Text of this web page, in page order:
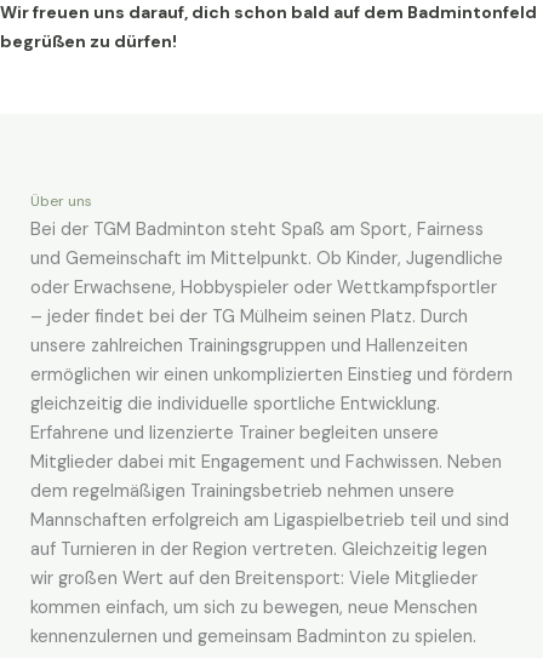
Wir freuen uns darauf, dich schon bald auf dem Badmintonfeld
begrüßen zu dürfen!
Über uns
Bei der TGM Badminton steht Spaß am Sport, Fairness
und Gemeinschaft im Mittelpunkt. Ob Kinder, Jugendliche
oder Erwachsene, Hobbyspieler oder Wettkampfsportler
– jeder findet bei der TG Mülheim seinen Platz. Durch
unsere zahlreichen Trainingsgruppen und Hallenzeiten
ermöglichen wir einen unkomplizierten Einstieg und fördern
gleichzeitig die individuelle sportliche Entwicklung.
Erfahrene und lizenzierte Trainer begleiten unsere
Mitglieder dabei mit Engagement und Fachwissen. Neben
dem regelmäßigen Trainingsbetrieb nehmen unsere
Mannschaften erfolgreich am Ligaspielbetrieb teil und sind
auf Turnieren in der Region vertreten. Gleichzeitig legen
wir großen Wert auf den Breitensport: Viele Mitglieder
kommen einfach, um sich zu bewegen, neue Menschen
kennenzulernen und gemeinsam Badminton zu spielen.